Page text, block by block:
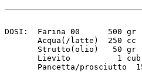
DOSI:  Farina 00      500 gr
       Acqua(/latte)  250 cc
       Strutto(olio)   50 gr
       Lievito          1 cub
Pancetta/prosciutto